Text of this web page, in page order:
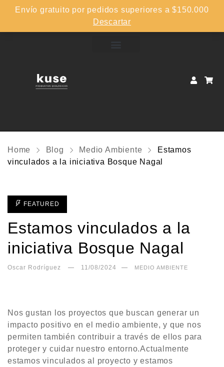
Envío gratuito por pedidos superiores a $150.000
Descartar
Home Blog Medio Ambiente
Estamos
vinculados a la iniciativa Bosque Nagal
FEATURED
Estamos vinculados a la
iniciativa Bosque Nagal
Oscar Rodríguez 11/08/2024 MEDIO AMBIENTE
Nos gustan los proyectos que buscan generar un
impacto positivo en el medio ambiente, y que nos
permiten también contribuir a través de ellos para
proteger y cuidar nuestro entorno.Actualmente
estamos vinculados al proyecto y estamos